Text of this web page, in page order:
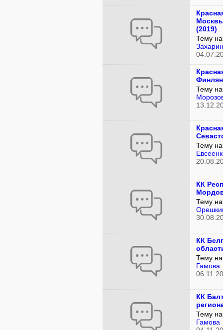
(2019)
Тему
Тему
Тему
КК
Тему
КК
Тему
Гамова
КК
Тему
Гамова